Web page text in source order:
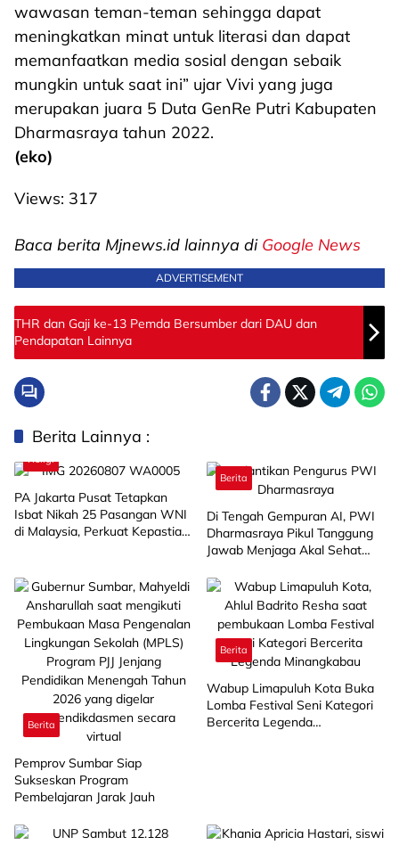
wawasan teman-teman sehingga dapat
meningkatkan minat untuk literasi dan dapat
memanfaatkan media sosial dengan sebaik
mungkin untuk saat ini” ujar Vivi yang juga
merupakan juara 5 Duta GenRe Putri Kabupaten
Dharmasraya tahun 2022.
(eko)
Views: 317
Baca berita Mjnews.id lainnya di Google News
ADVERTISEMENT
THR dan Gaji ke-13 Pemda Bersumber dari DAU dan
Pendapatan Lainnya
Berita Lainnya :
Religi
PA Jakarta Pusat Tetapkan
Isbat Nikah 25 Pasangan WNI
di Malaysia, Perkuat Kepastian
Berita
Di Tengah Gempuran AI, PWI
Dharmasraya Pikul Tanggung
Jawab Menjaga Akal Sehat
Berita
Pemprov Sumbar Siap
Sukseskan Program
Pembelajaran Jarak Jauh
Berita
Wabup Limapuluh Kota Buka
Lomba Festival Seni Kategori
Bercerita Legenda